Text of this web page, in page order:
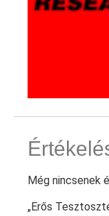
Még nincsenek
„Erős